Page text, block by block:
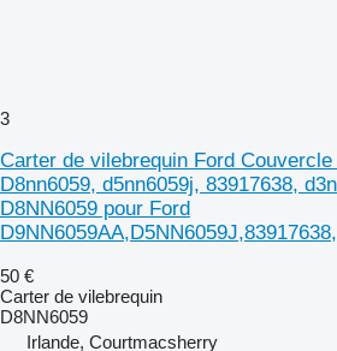
3
Carter de vilebrequin Ford
D8nn6059, d5nn6059j, 83917638,
D8NN6059 pour Ford
50 €
Carter de vilebrequin
D8NN6059
Irlande, Courtmacsherry